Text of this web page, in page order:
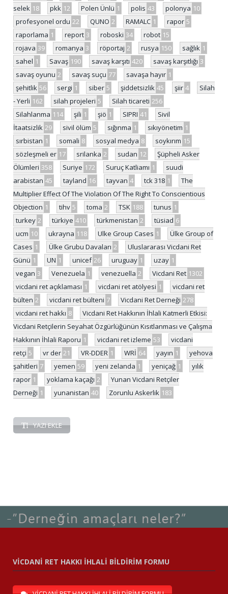
selek 18 pkk 12 Polen Ünlü 1 polis 43 polonya 10
profesyonel ordu 22 QUNO 2 RAMALC 1 rapor 5
raporlama 1 report 3 roboski 34 robot 15
rojava 39 romanya 3 röportaj 2 rusya 150 sağlık 1
sahel 1 Savaş 190 savaş karşıtı 420 savaş karşıtlığı 3
savaş oyunu 2 savaş suçu 77 savaşa hayır 1
şehitlik 56 sergi 1 siber 5 şiddetsizlik 45 şiir 4
Silah
- Yerli 162 silah projeleri 5 Silah ticareti 256
Silahlanma 114 şili 1 şiö 1 SIPRI 41
Sivil
İtaatsizlik 29 sivil ölüm 5 sığınma 1 sıkıyönetim 1
sırbistan 1 somali 8 sosyal medya 8 soykırım 15
sözleşmeli er 17 srilanka 2 sudan 12
Şüpheli Asker
Ölümleri 358 Suriye 172 Suruç Katliamı 1
suudi
arabistan 45 tayland 16 tayvan 4 tck 318 1
The
Multiplier Effect Of The Violation Of The Right To Conscientious
Objection 1 tihv 5 toma 2 TSK 188 tunus 1
turkey 2 türkiye 410 türkmenistan 2 tüsiad 6
ucm 10 ukrayna 118 Ulke Group Cases 1
Ülke Group of
Cases 1 Ülke Grubu Davaları 2
Uluslararası Vicdani Ret
Günü 1 UN 1 unicef 26 uruguay 1 uzay 1
vegan 3 Venezuela 1 venezuella 2 Vicdani Ret 1302
vicdani ret açıklaması 1 vicdani ret atölyesi 1
vicdani ret
bülten 2 vicdani ret bülteni 7 Vicdani Ret Derneği 278
vicdani ret hakkı 8
Vicdani Ret Hakkının İhlali Katmerli Etkisi:
Vicdani Retçilerin Seyahat Özgürlüğünün Kısıtlanması ve Çalışma
Hakkının İhlali Raporu 1 vicdani ret izleme 53
vicdani
retçi 5 vr der 21 VR-DDER 1 WRİ 64 yayın 1
yehova
şahitleri 7 yemen 59 yeni zelanda 1 yeniçağ 1
yılık
rapor 1 yoklama kaçağı 2
Yunan Vicdani Retçiler
Derneği 1 yunanistan 40 Zorunlu Askerlik 183
YAZI EKLE
VİCDANİ RET HAKKI İHLALİ BİLDİRİM FORMU